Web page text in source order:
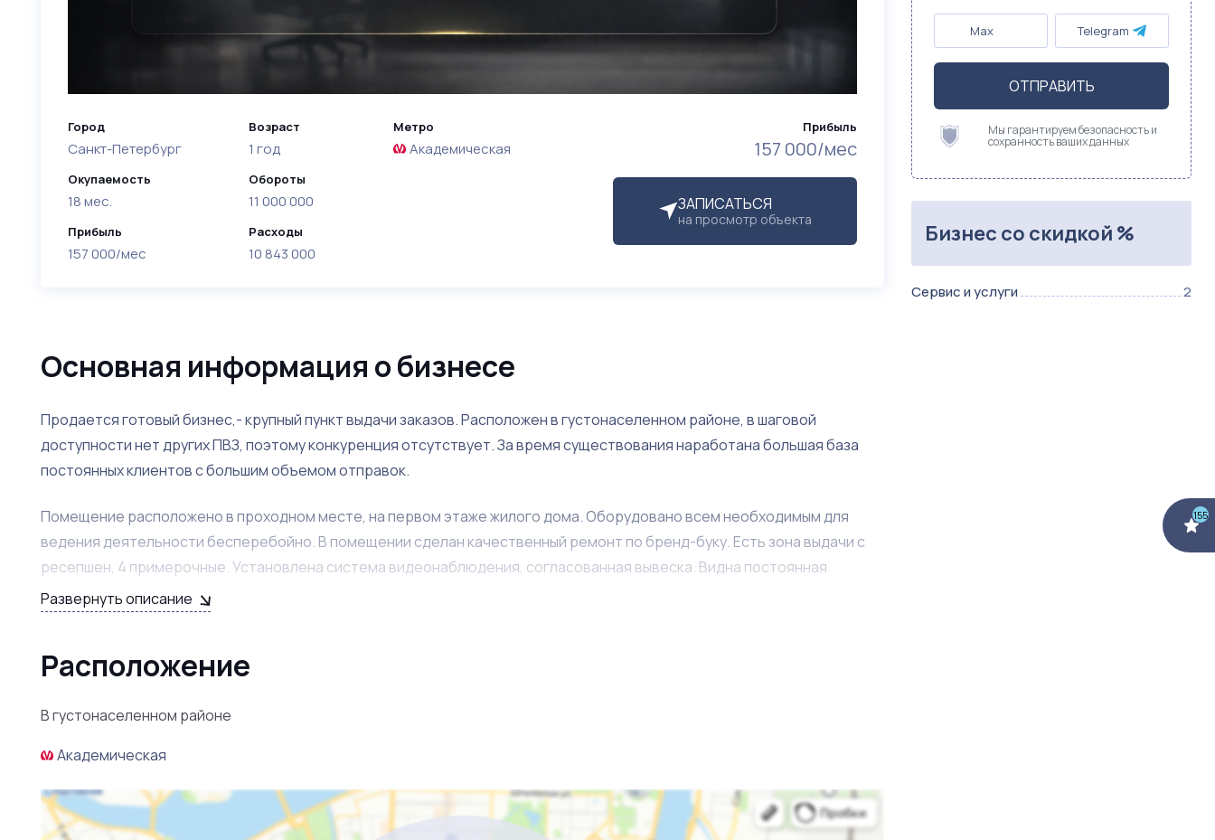
Прибыль
157 000/мес
ЗАПИСАТЬСЯ
на просмотр объекта
Город
Санкт-Петербург
Окупаемость
18 мес.
Прибыль
157 000/мес
Возраст
1 год
Обороты
11 000 000
Расходы
10 843 000
Метро
Академическая
Основная информация о бизнесе
Продается готовый бизнес,- крупный пункт выдачи заказов. Расположен в густонаселенном районе, в шаговой
доступности нет других ПВЗ, поэтому конкуренция отсутствует. За время существования наработана большая база
постоянных клиентов с большим объемом отправок.
Помещение расположено в проходном месте, на первом этаже жилого дома. Оборудовано всем необходимым для
ведения деятельности бесперебойно. В помещении сделан качественный ремонт по бренд-буку. Есть зона выдачи с
ресепшен, 4 примерочные. Установлена система видеонаблюдения, согласованная вывеска. Видна постоянная
динамика роста.
Новому владельцу будет оказана помощь и поддержка на начальных этапах для наиболее легкого входа в бизнес и
Развернуть описание
Расположение
В густонаселенном районе
Академическая
Max Telegram
ОТПРАВИТЬ
Мы гарантируем безопасность и
сохранность ваших данных
Бизнес со скидкой %
Сервис и услуги 2
155